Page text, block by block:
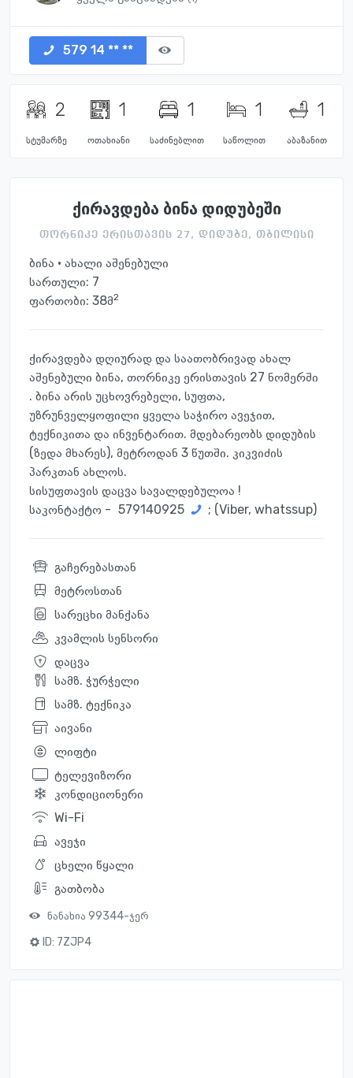
579 14 ** **
2
სტუმარზე
1
ოთახიანი
1
საძინებლით
1
საწოლით
1
აბაზანით
ქირავდება ბინა დიდუბეში
თორნიკე ერისთავის 27, დიდუბე, თბილისი
ბინა · ახალი აშენებული
სართული: 7
ფართობი: 38მ2
ქირავდება დღიურად და საათობრივად ახალ
აშენებული ბინა, თორნიკე ერისთავის 27 ნომერში
. ბინა არის უცხოვრებელი, სუფთა,
უზრუნველყოფილი ყველა საჭირო ავეჯით,
ტექნიკითა და ინვენტარით. მდებარეობს დიდუბის
(ზედა მხარეს), მეტროდან 3 წუთში. კიკვიძის
პარკთან ახლოს.
სისუფთავის დაცვა სავალდებულოა !
საკონტაქტო - 579140925 ; (Viber, whatssup)
გაჩერებასთან
მეტროსთან
სარეცხი მანქანა
კვამლის სენსორი
დაცვა
სამზ. ჭურჭელი
სამზ. ტექნიკა
აივანი
ლიფტი
ტელევიზორი
კონდიციონერი
Wi-Fi
ავეჯი
ცხელი წყალი
გათბობა
ნანახია 99344-ჯერ
ID: 7ZJP4